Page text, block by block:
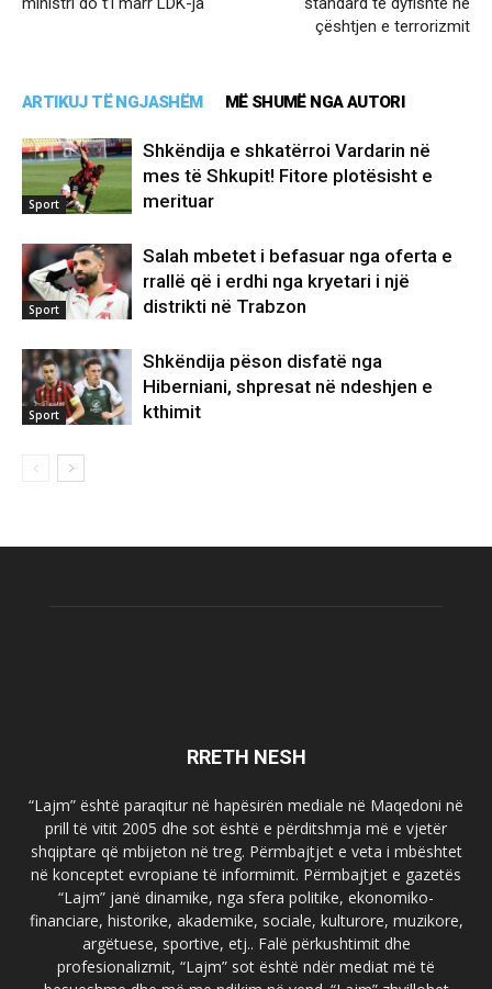
çështjen e terrorizmit
ARTIKUJ TË NGJASHËM MË SHUMË NGA AUTORI
Sport
Shkëndija e shkatërroi Vardarin në
mes të Shkupit! Fitore plotësisht e
merituar
Sport
Salah mbetet i befasuar nga oferta e
rrallë që i erdhi nga kryetari i një
distrikti në Trabzon
Sport
Shkëndija pëson disfatë nga
Hiberniani, shpresat në ndeshjen e
kthimit
RRETH NESH
“Lajm” është paraqitur në hapësirën mediale në Maqedoni në
prill të vitit 2005 dhe sot është e përditshmja më e vjetër
shqiptare që mbijeton në treg. Përmbajtjet e veta i mbështet
në konceptet evropiane të informimit. Përmbajtjet e gazetës
“Lajm” janë dinamike, nga sfera politike, ekonomiko-
financiare, historike, akademike, sociale, kulturore, muzikore,
argëtuese, sportive, etj.. Falë përkushtimit dhe
profesionalizmit, “Lajm” sot është ndër mediat më të